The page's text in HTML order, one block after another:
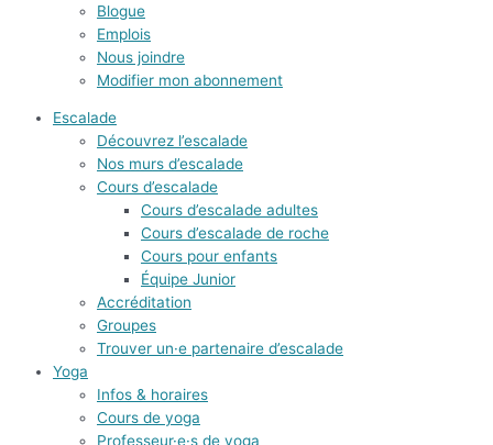
Blogue
Emplois
Nous joindre
Modifier mon abonnement
Escalade
Découvrez l’escalade
Nos murs d’escalade
Cours d’escalade
Cours d’escalade adultes
Cours d’escalade de roche
Cours pour enfants
Équipe Junior
Accréditation
Groupes
Trouver un·e partenaire d’escalade
Yoga
Infos & horaires
Cours de yoga
Professeur·e·s de yoga